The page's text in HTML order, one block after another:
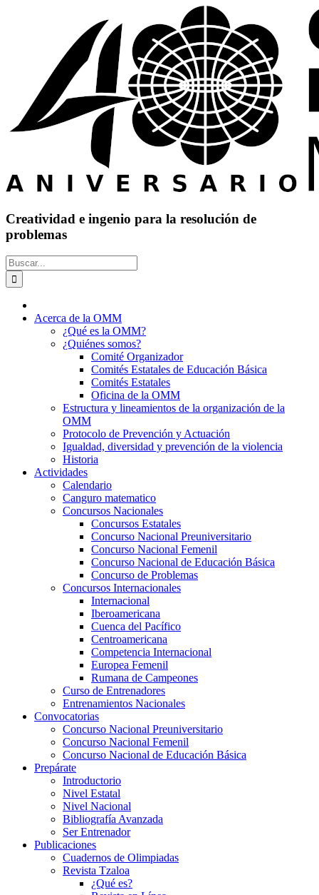
Creatividad e ingenio para la resolución de
problemas
Buscar:
Acerca de la OMM
¿Qué es la OMM?
¿Quiénes somos?
Comité Organizador
Comités Estatales de Educación Básica
Comités Estatales
Oficina de la OMM
Estructura y lineamientos de la organización de la
OMM
Protocolo de Prevención y Actuación
Igualdad, diversidad y prevención de la violencia
Historia
Actividades
Calendario
Canguro matematico
Concursos Nacionales
Concursos Estatales
Concurso Nacional Preuniversitario
Concurso Nacional Femenil
Concurso Nacional de Educación Básica
Concurso de Problemas
Concursos Internacionales
Internacional
Iberoamericana
Cuenca del Pacífico
Centroamericana
Competencia Internacional
Europea Femenil
Rumana de Campeones
Curso de Entrenadores
Entrenamientos Nacionales
Convocatorias
Concurso Nacional Preuniversitario
Concurso Nacional Femenil
Concurso Nacional de Educación Básica
Prepárate
Introductorio
Nivel Estatal
Nivel Nacional
Bibliografía Avanzada
Ser Entrenador
Publicaciones
Cuadernos de Olimpiadas
Revista Tzaloa
¿Qué es?